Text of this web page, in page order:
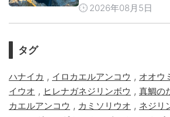
2026年08月5日
タグ
ハナイカ , イロカエルアンコウ , オオウ
イウオ , ヒレナガネジリンボウ , 真鯛の
カエルアンコウ , カミソリウオ , ネジリ